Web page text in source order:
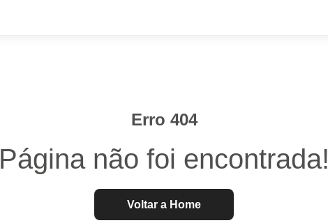
Erro 404
Página não foi encontrada!
Voltar a Home